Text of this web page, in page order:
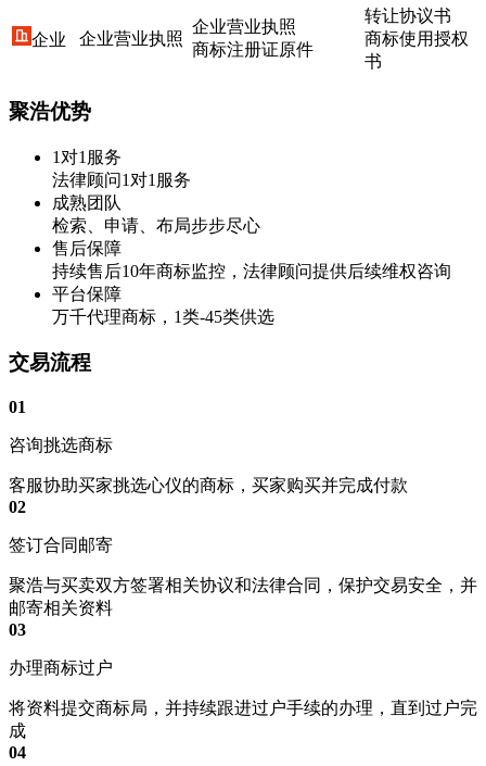
企业 企业营业执照
企业营业执照
商标注册证原件
转让协议书
商标使用授权
书
聚浩优势
1对1服务
法律顾问1对1服务
成熟团队
检索、申请、布局步步尽心
售后保障
持续售后10年商标监控，法律顾问提供后续维权咨询
平台保障
万千代理商标，1类-45类供选
交易流程
01
咨询挑选商标
客服协助买家挑选心仪的商标，买家购买并完成付款
02
签订合同邮寄
聚浩与买卖双方签署相关协议和法律合同，保护交易安全，并
邮寄相关资料
03
办理商标过户
将资料提交商标局，并持续跟进过户手续的办理，直到过户完
成
04